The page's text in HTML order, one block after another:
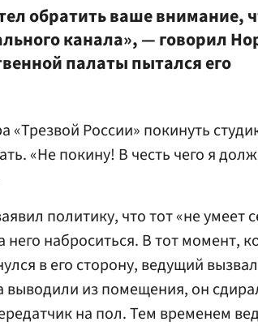
обратить ваше внимание,
канала», — говорил
палаты пытался его
России» покинуть
«Не покину! В честь чего я
политику, что тот «не умеет
него наброситься. В тот момент,
в его сторону, ведущий вызвал
выводили из помещения, он
на пол. Тем временем